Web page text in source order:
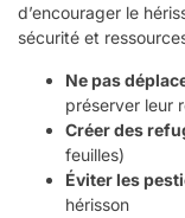
d’encourager le
sécurité et
Ne pas
préserver leur
Créer des
feuilles)
Éviter les
hérisson